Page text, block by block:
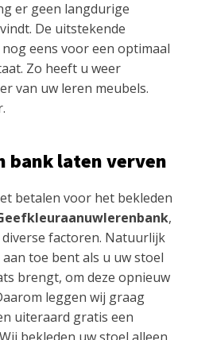
er geen langdurige
De uitstekende
eens voor een optimaal
Zo heeft u weer
van uw leren meubels.
bank laten verven
betalen voor het bekleden
,
factoren. Natuurlijk
toe bent als u uw stoel
brengt, om deze opnieuw
leggen wij graag
uiteraard gratis een
bekleden uw stoel alleen